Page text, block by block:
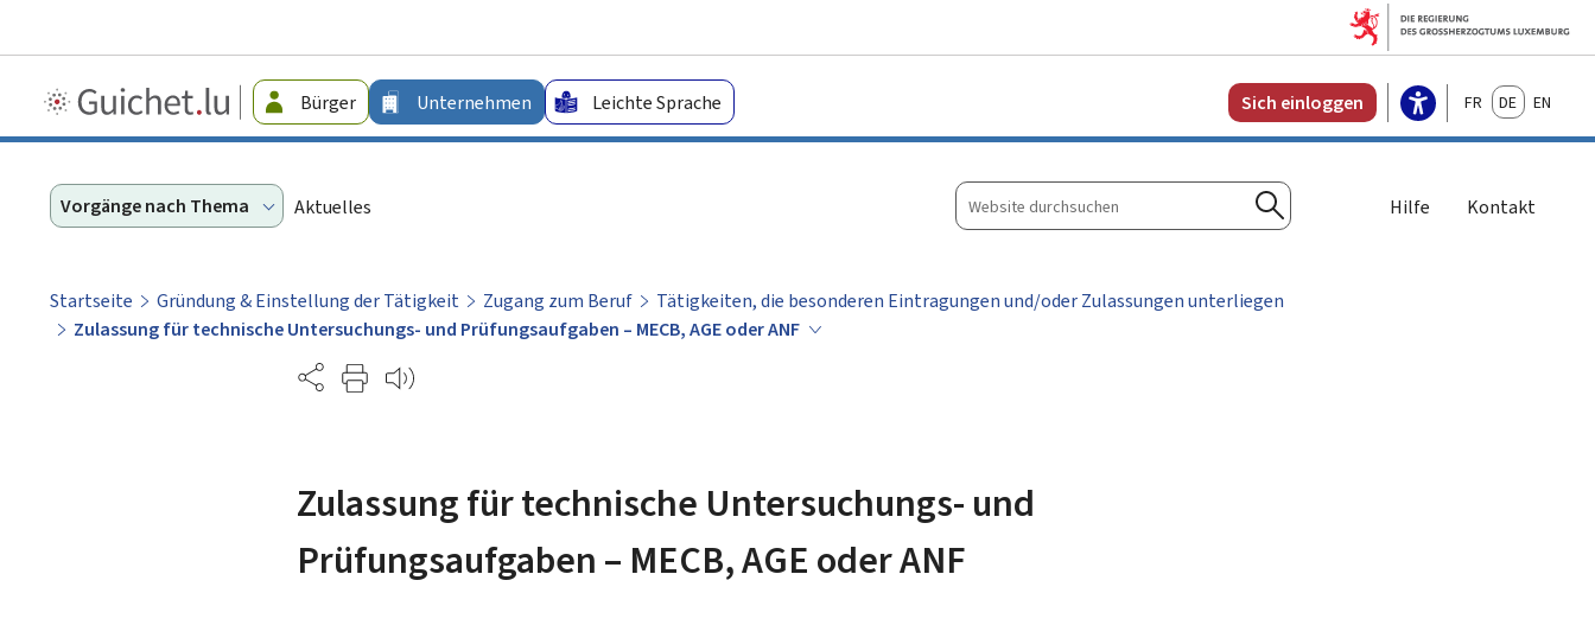
Guichet.lu
-
Bürger Unternehmen Leichte Sprache Sich einloggen FrançaisDeutschEnglish
Vorgänge nach Thema Aktuelles
Website
durchsuchen
Suchen
Hilfe Kontakt
Startseite Gründung & Einstellung der Tätigkeit Zugang zum Beruf
Tätigkeiten, die besonderen Eintragungen und/oder Zulassungen unterliegen
Zulassung für technische Untersuchungs- und Prüfungsaufgaben – MECB, AGE oder ANF
Partage
Zulassung für technische Untersuchungs- und
Prüfungsaufgaben – MECB, AGE oder ANF